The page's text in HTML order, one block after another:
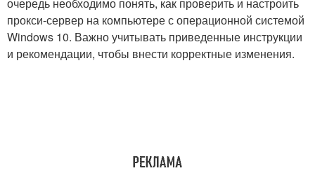
прокси-сервер на компьютере с операционной системой
Windows 10. Важно учитывать приведенные инструкции
и рекомендации, чтобы внести корректные изменения.